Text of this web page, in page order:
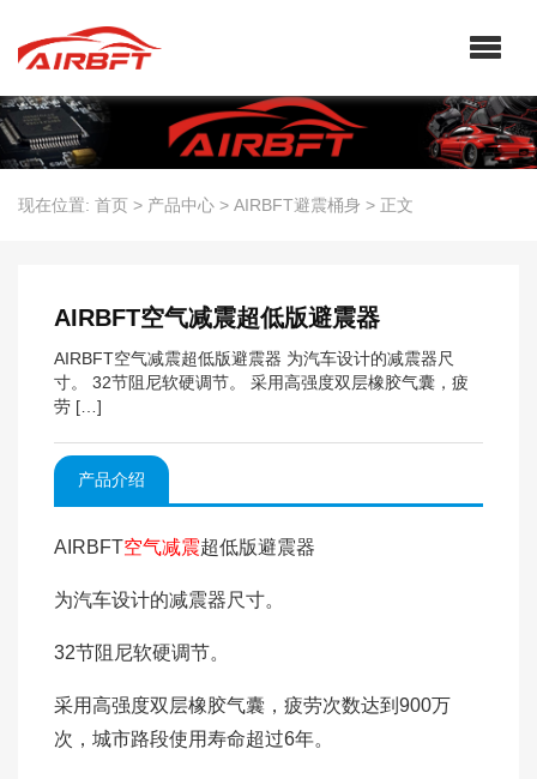
现在位置: 首页 > 产品中心 > AIRBFT避震桶身 > 正文
AIRBFT空气减震超低版避震器
AIRBFT空气减震超低版避震器 为汽车设计的减震器尺
寸。 32节阻尼软硬调节。 采用高强度双层橡胶气囊，疲
劳 […]
产品介绍
AIRBFT空气减震超低版避震器
为汽车设计的减震器尺寸。
32节阻尼软硬调节。
采用高强度双层橡胶气囊，疲劳次数达到900万
次，城市路段使用寿命超过6年。